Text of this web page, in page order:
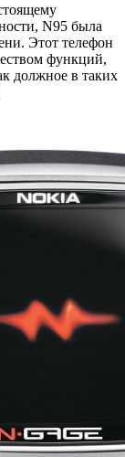
N95 была
Этот телефон
функций,
должное в таких